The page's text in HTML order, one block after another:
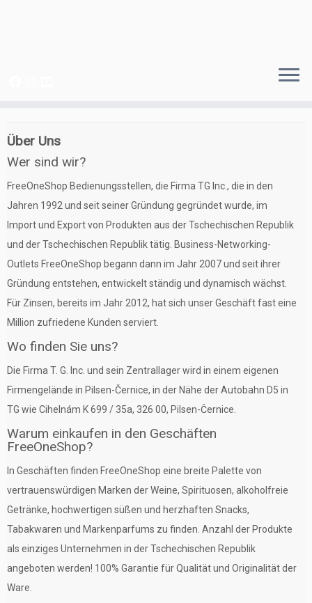
Inhalt
springen
Über Uns
Wer sind wir?
FreeOneShop Bedienungsstellen, die Firma TG Inc., die in den
Jahren 1992 und seit seiner Gründung gegründet wurde, im
Import und Export von Produkten aus der Tschechischen Republik
und der Tschechischen Republik tätig. Business-Networking-
Outlets FreeOneShop begann dann im Jahr 2007 und seit ihrer
Gründung entstehen, entwickelt ständig und dynamisch wächst.
Für Zinsen, bereits im Jahr 2012, hat sich unser Geschäft fast eine
Million zufriedene Kunden serviert.
Wo finden Sie uns?
Die Firma T. G. Inc. und sein Zentrallager wird in einem eigenen
Firmengelände in Pilsen-Černice, in der Nähe der Autobahn D5 in
TG wie Cihelnám K 699 / 35a, 326 00, Pilsen-Černice.
Warum einkaufen in den Geschäften
FreeOneShop?
In Geschäften finden FreeOneShop eine breite Palette von
vertrauenswürdigen Marken der Weine, Spirituosen, alkoholfreie
Getränke, hochwertigen süßen und herzhaften Snacks,
Tabakwaren und Markenparfums zu finden. Anzahl der Produkte
als einziges Unternehmen in der Tschechischen Republik
angeboten werden! 100% Garantie für Qualität und Originalität der
Ware.